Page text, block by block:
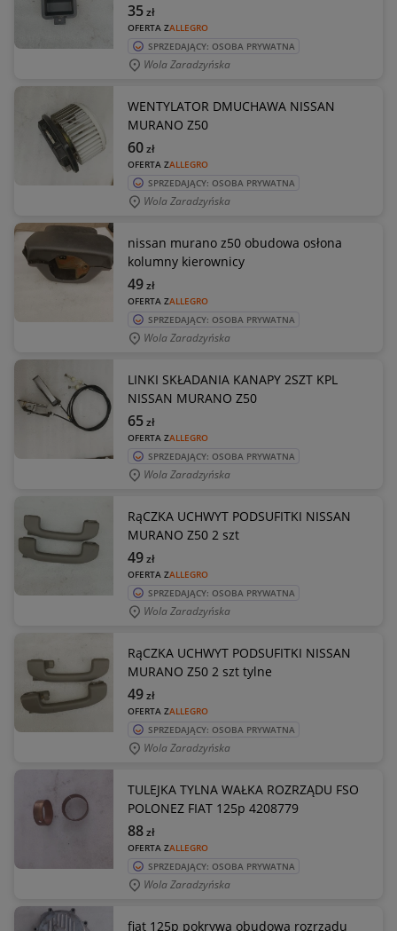
OFERTA ZALLEGRO
35zł
SPRZEDAJĄCY: OSOBA PRYWATNA
Wola Zaradzyńska
WENTYLATOR DMUCHAWA NISSAN
MURANO Z50
OFERTA ZALLEGRO
60zł
SPRZEDAJĄCY: OSOBA PRYWATNA
Wola Zaradzyńska
nissan murano z50 obudowa osłona
kolumny kierownicy
OFERTA ZALLEGRO
49zł
SPRZEDAJĄCY: OSOBA PRYWATNA
Wola Zaradzyńska
LINKI SKŁADANIA KANAPY 2SZT KPL
NISSAN MURANO Z50
OFERTA ZALLEGRO
65zł
SPRZEDAJĄCY: OSOBA PRYWATNA
Wola Zaradzyńska
RąCZKA UCHWYT PODSUFITKI NISSAN
MURANO Z50 2 szt
OFERTA ZALLEGRO
49zł
SPRZEDAJĄCY: OSOBA PRYWATNA
Wola Zaradzyńska
RąCZKA UCHWYT PODSUFITKI NISSAN
MURANO Z50 2 szt tylne
OFERTA ZALLEGRO
49zł
SPRZEDAJĄCY: OSOBA PRYWATNA
Wola Zaradzyńska
TULEJKA TYLNA WAŁKA ROZRZĄDU FSO
POLONEZ FIAT 125p 4208779
OFERTA ZALLEGRO
88zł
SPRZEDAJĄCY: OSOBA PRYWATNA
Wola Zaradzyńska
fiat 125p pokrywa obudowa rozrządu